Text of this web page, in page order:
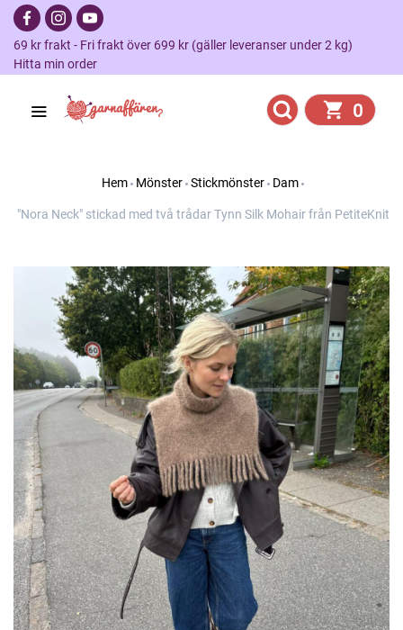
69 kr frakt - Fri frakt över 699 kr (gäller leveranser under 2 kg)
Hitta min order
0
Hem Mönster Stickmönster Dam
"Nora Neck" stickad med två trådar Tynn Silk Mohair från PetiteKnit